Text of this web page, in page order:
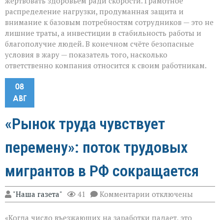
распределение нагрузки, продуманная защита и
внимание к базовым потребностям сотрудников — это не
лишние траты, а инвестиции в стабильность работы и
благополучие людей. В конечном счёте безопасные
условия в жару — показатель того, насколько
ответственно компания относится к своим работникам.
08
АВГ
«Рынок труда чувствует
перемену»: поток трудовых
мигрантов в РФ сокращается
"Наша газета" 41 Комментарии к
записи
отключены
«Когда число въезжающих на заработки падает, это